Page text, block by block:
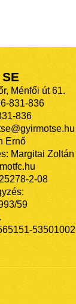
Ménfői út 61.
831-836
836
Ernő
Margitai Zoltán |
2-08
59
53501002